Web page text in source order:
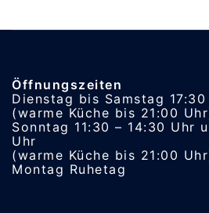
Öffnungszeiten
Dienstag bis Samstag
(warme Küche bis 21:00
Sonntag 11:30 – 14:30 Uhr
Uhr
(warme Küche bis 21:00
Montag Ruhetag